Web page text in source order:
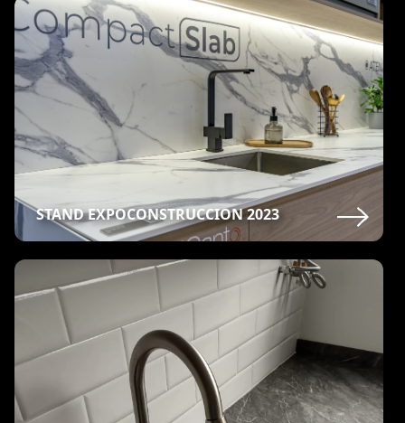
STAND EXPOCONSTRUCCION 2023